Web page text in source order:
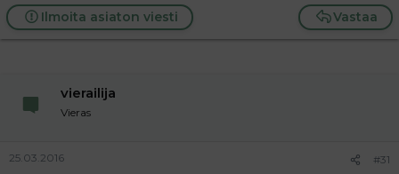
Vastaa
Ilmoita asiaton viesti
vierailija
Vieras
25.03.2016 #31